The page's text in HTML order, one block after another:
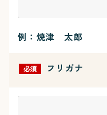
例：焼津 太郎
必須 フリガナ